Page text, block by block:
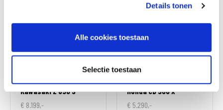
Details tonen
Alle cookies toestaan
Selectie toestaan
KawasakiZ 650 S
€ 8.199,-
HondaCB 500 X
€ 5.290,-